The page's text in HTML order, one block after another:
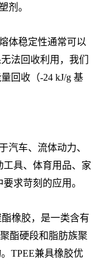
剂。
体稳定性通常可以
法回收利用，我们
回收（-24 kJ/g 基
汽车、流体动力、
工具、体育用品、家
求苛刻的应用。
橡胶，是一类含有
酯硬段和脂肪族聚
TPEE兼具橡胶优